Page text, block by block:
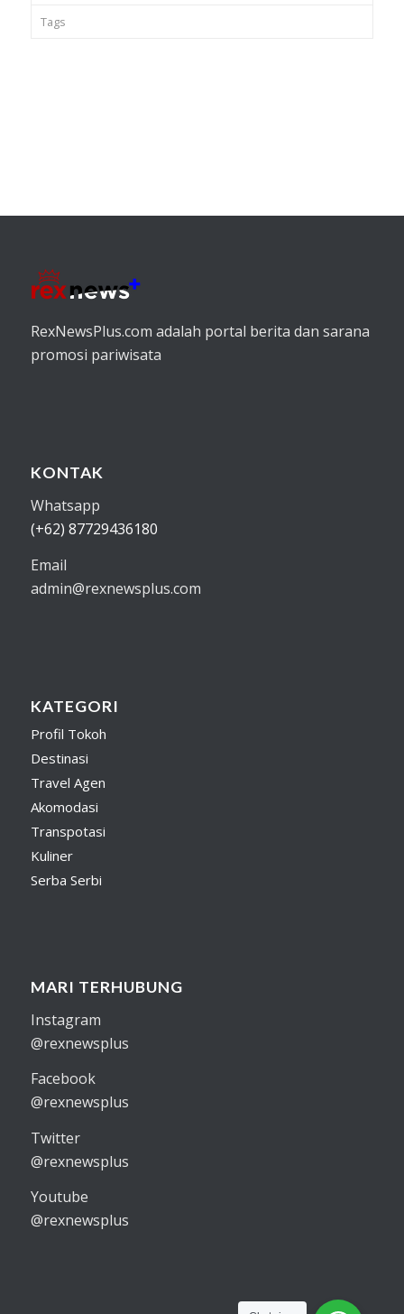
Tags
RexNewsPlus.com adalah portal berita dan sarana
promosi pariwisata
KONTAK
Whatsapp
(+62) 87729436180
Email
admin@rexnewsplus.com
KATEGORI
Profil Tokoh
Destinasi
Travel Agen
Akomodasi
Transpotasi
Kuliner
Serba Serbi
MARI TERHUBUNG
Instagram
@rexnewsplus
Facebook
@rexnewsplus
Twitter
@rexnewsplus
Youtube
@rexnewsplus